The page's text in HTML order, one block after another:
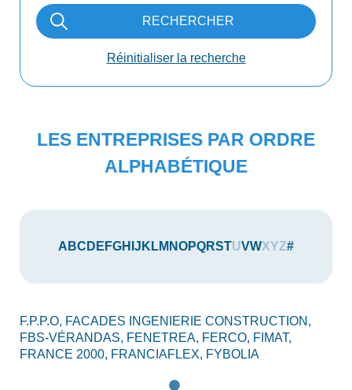
RECHERCHER
Réinitialiser la recherche
LES ENTREPRISES PAR ORDRE
ALPHABÉTIQUE
A BC D E FGH J K LM NOPQRSTUVWXYZ#
F.P.P.O, FACADES INGENIERIE CONSTRUCTION,
FBS-VÉRANDAS, FENETREA, FERCO, FIMAT,
FRANCE 2000, FRANCIAFLEX, FYBOLIA